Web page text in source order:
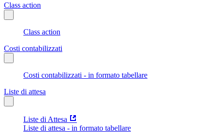
Class action
Class action
Costi contabilizzati
Costi contabilizzati - in formato tabellare
Liste di attesa
Liste di Attesa
Liste di attesa - in formato tabellare